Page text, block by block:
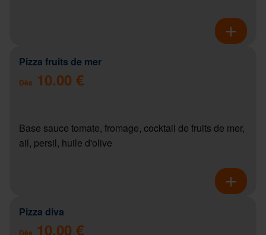
Pizza fruits de mer
Dès 10.00 €
Base sauce tomate, fromage, cocktail de fruits de mer,
ail, persil, huile d'olive
Pizza diva
Dès 10.00 €